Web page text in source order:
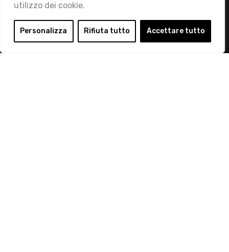
utilizzo dei cookie.
Personalizza Rifiuta tutto Accettare tutto
Area Riservata
Login
Diventa Socio